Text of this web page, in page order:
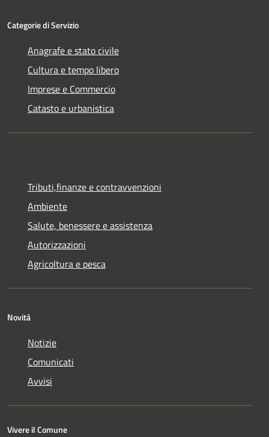
Categorie di Servizio
Anagrafe e stato civile
Cultura e tempo libero
Imprese e Commercio
Catasto e urbanistica
Tributi,finanze e contravvenzioni
Ambiente
Salute, benessere e assistenza
Autorizzazioni
Agricoltura e pesca
Novità
Notizie
Comunicati
Avvisi
Vivere il Comune